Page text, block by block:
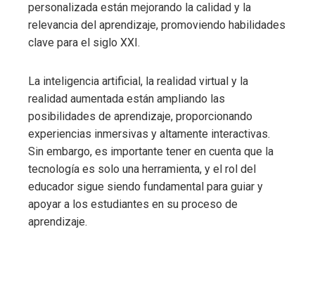
personalizada están mejorando la calidad y la
relevancia del aprendizaje, promoviendo habilidades
clave para el siglo XXI.
La inteligencia artificial, la realidad virtual y la
realidad aumentada están ampliando las
posibilidades de aprendizaje, proporcionando
experiencias inmersivas y altamente interactivas.
Sin embargo, es importante tener en cuenta que la
tecnología es solo una herramienta, y el rol del
educador sigue siendo fundamental para guiar y
apoyar a los estudiantes en su proceso de
aprendizaje.